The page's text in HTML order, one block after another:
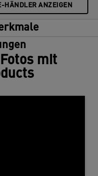
HÄNDLER ANZEIGEN
mit